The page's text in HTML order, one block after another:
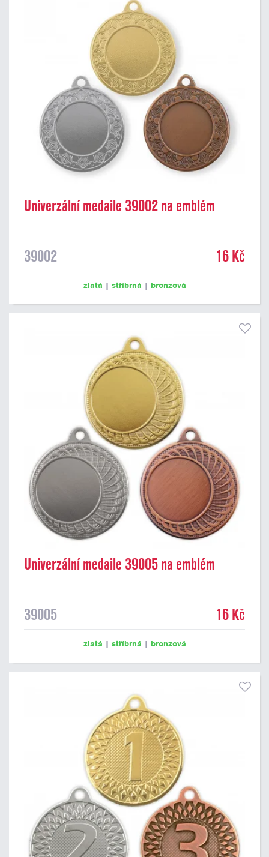
Univerzální medaile 39002 na emblém
39002 16 Kč
zlatá | stříbrná | bronzová
Univerzální medaile 39005 na emblém
39005 16 Kč
zlatá | stříbrná | bronzová